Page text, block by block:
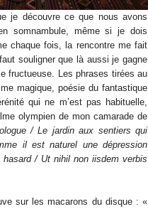
je découvre ce que nous avons
somnambule, même si je dois
chaque fois, la rencontre me fait
souligner que là aussi je gagne
fructueuse. Les phrases tirées au
magique, poésie du fantastique
qui ne m’est pas habituelle,
olympien de mon camarade de
/ Le jardin aux sentiers qui
il est naturel une dépression
/ Ut nihil non iisdem verbis
sur les macarons du disque : «